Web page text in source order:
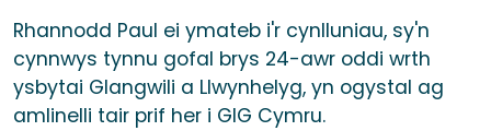
Rhannodd Paul ei ymateb i'r cynlluniau, sy'n
cynnwys tynnu gofal brys 24-awr oddi wrth
ysbytai Glangwili a Llwynhelyg, yn ogystal ag
amlinelli tair prif her i GIG Cymru.